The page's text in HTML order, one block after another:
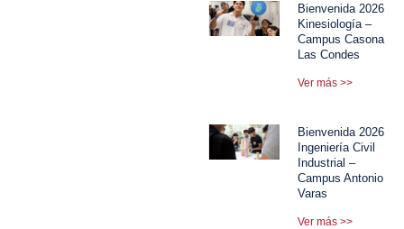
Bienvenida 2026
Kinesiología –
Campus Casona
Las Condes
Ver más >>
Bienvenida 2026
Ingeniería Civil
Industrial –
Campus Antonio
Varas
Ver más >>